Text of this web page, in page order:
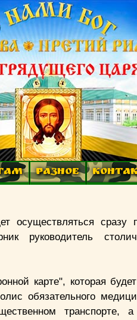
РАЗНОЕ
осуществляться сразу
карте", которая
обязательного
транспорте,